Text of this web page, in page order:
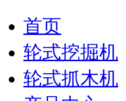
首页
轮式挖掘机
轮式抓木机